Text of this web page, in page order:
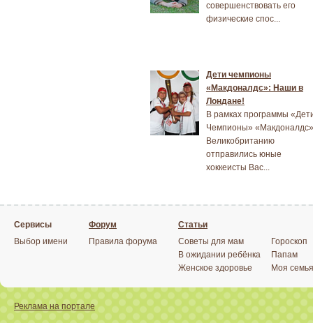
совершенствовать его
физические спос...
Дети чемпионы
«Макдоналдс»: Наши в
Лондане!
В рамках программы
Чемпионы»
Великобританию
отправились юные
хоккеисты Вас...
Сервисы
Выбор имени
Форум
Правила форума
Статьи
Советы для мам
В ожидании ребёнка
Женское здоровье
Гороскоп
Папам
Моя семья
Реклама на портале